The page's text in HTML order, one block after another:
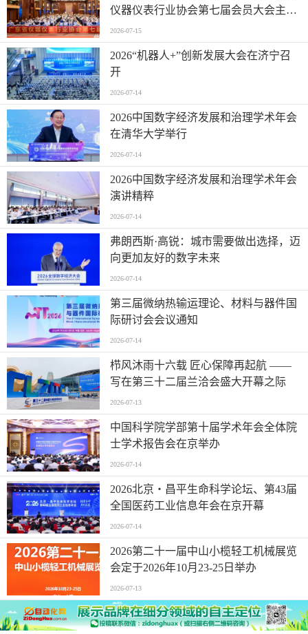
仪器仪表行业协会第七届会员大会主题
活动并进行走访交流
2026-07-15
2026“机器人+”创新发展大会在济宁召
开
2026-07-14
2026中国数字经济发展和治理学术年会
在清华大学举行
2026-07-14
2026中国数字经济发展和治理学术年会
演讲精粹
2026-07-14
弗朗西斯·高锐：城市需要做出选择，迈
向更加友好的数字未来
2026-07-14
第三届微纳热输运理论、材料与器件国
际研讨会会议通知
2026-07-14
栉风沐雨十六载 匠心保障再起航 ——
写在第三十二届兰洽会盛大开幕之际
2026-07-13
中国科学院学部第十届学术年会全体院
士学术报告会在京举办
2026-07-14
2026北京・昌平生命科学论坛、第43届
全国医药工业信息年会在京开幕
2026-07-14
2026第二十一届中山小榄轻工机械展览
会定于2026年10月23-25日举办
2026-07-13